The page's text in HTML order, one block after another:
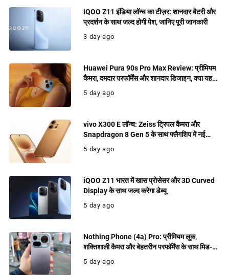
iQOO Z11 इंडिया लॉन्च का टीज़र: शानदार बैटरी और
प्रदर्शन के साथ जल्द होगी पेश, जानिए पूरी जानकारी
3 day ago
Huawei Pura 90s Pro Max Review: प्रीमियम
कैमरा, दमदार परफॉर्मेंस और शानदार डिजाइन, क्या यह
खरीदने लायक फ्लैगशिप है?
5 day ago
vivo X300 E लॉन्च: Zeiss ट्रिपल कैमरा और
Snapdragon 8 Gen 5 के साथ फ्लैगशिप में नई
पेशकश
5 day ago
iQOO Z11 भारत में खास प्रोसेसर और 3D Curved
Display के साथ जल्द करेगा डेब्यू
5 day ago
Nothing Phone (4a) Pro: प्रीमियम लुक,
शक्तिशाली कैमरा और बेहतरीन परफॉर्मेंस के साथ मिड-
रेंज में धमाल मचाने को तैयार
5 day ago